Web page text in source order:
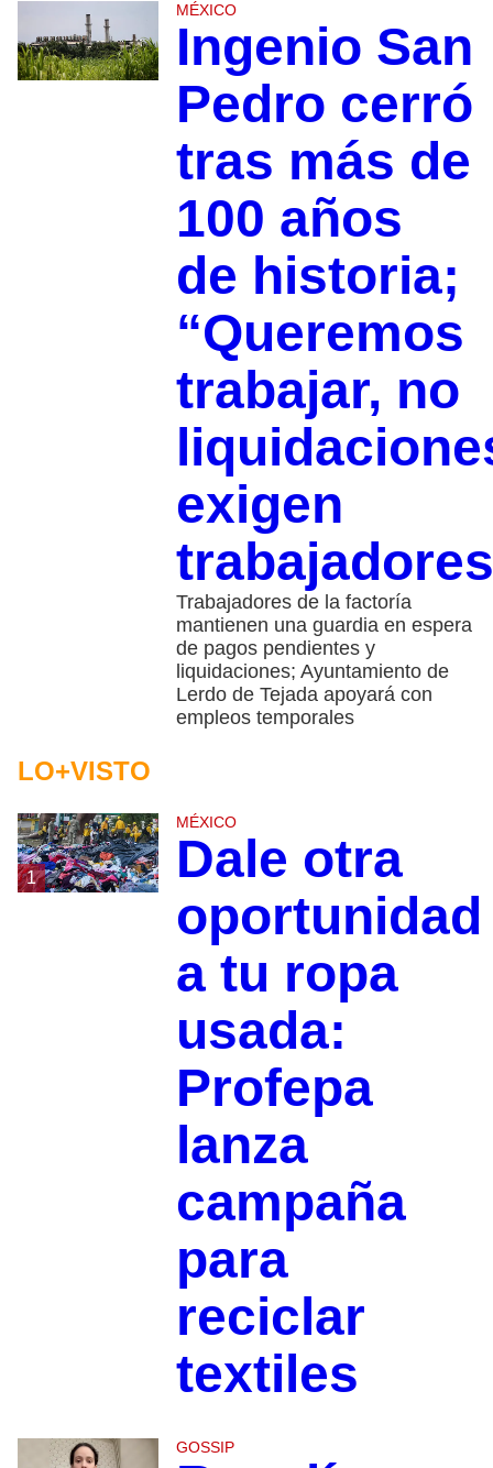
MÉXICO
Ingenio San
Pedro cerró
tras más de
100 años
de historia;
“Queremos
trabajar, no
exigen
trabajadores
Trabajadores de la factoría
mantienen una guardia en espera
de pagos pendientes y
liquidaciones; Ayuntamiento de
Lerdo de Tejada apoyará con
empleos temporales
LO+VISTO
1
MÉXICO
Dale otra
oportunidad
a tu ropa
usada:
Profepa
lanza
campaña
para
reciclar
textiles
GOSSIP